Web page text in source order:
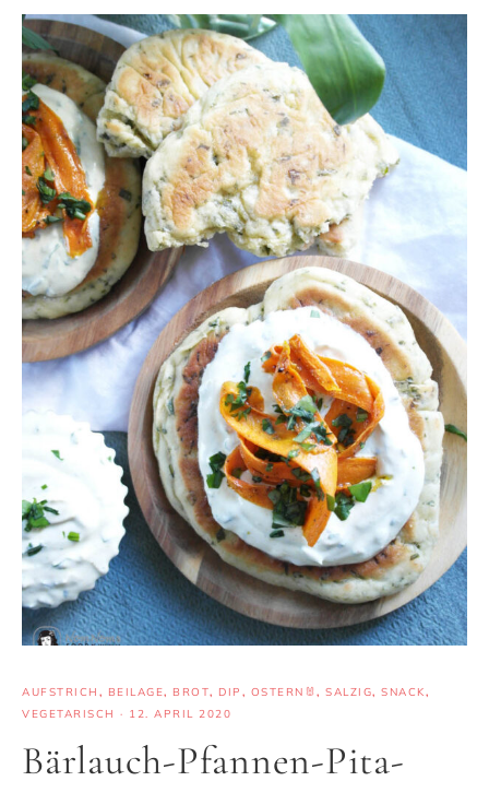
AUFSTRICH , BEILAGE, BROT, DIP , OSTERN🐰 , SALZIG, SNACK,
VEGETARISCH · 12. APRIL 2020
Bärlauch-Pfannen-Pita-